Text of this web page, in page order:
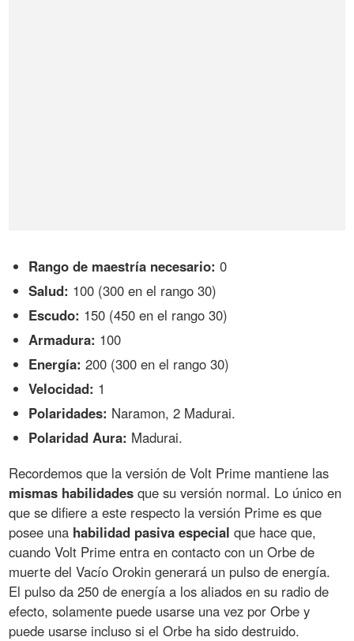
Rango de maestría necesario: 0
Salud: 100 (300 en el rango 30)
Escudo: 150 (450 en el rango 30)
Armadura: 100
Energía: 200 (300 en el rango 30)
Velocidad: 1
Polaridades: Naramon, 2 Madurai.
Polaridad Aura: Madurai.
Recordemos que la versión de Volt Prime mantiene las
mismas habilidades que su versión normal. Lo único en
que se difiere a este respecto la versión Prime es que
posee una habilidad pasiva especial que hace que,
cuando Volt Prime entra en contacto con un Orbe de
muerte del Vacío Orokin generará un pulso de energía.
El pulso da 250 de energía a los aliados en su radio de
efecto, solamente puede usarse una vez por Orbe y
puede usarse incluso si el Orbe ha sido destruido.